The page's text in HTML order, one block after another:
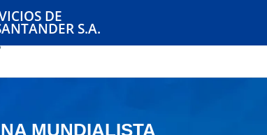
DE
S.A.
MUNDIALISTA